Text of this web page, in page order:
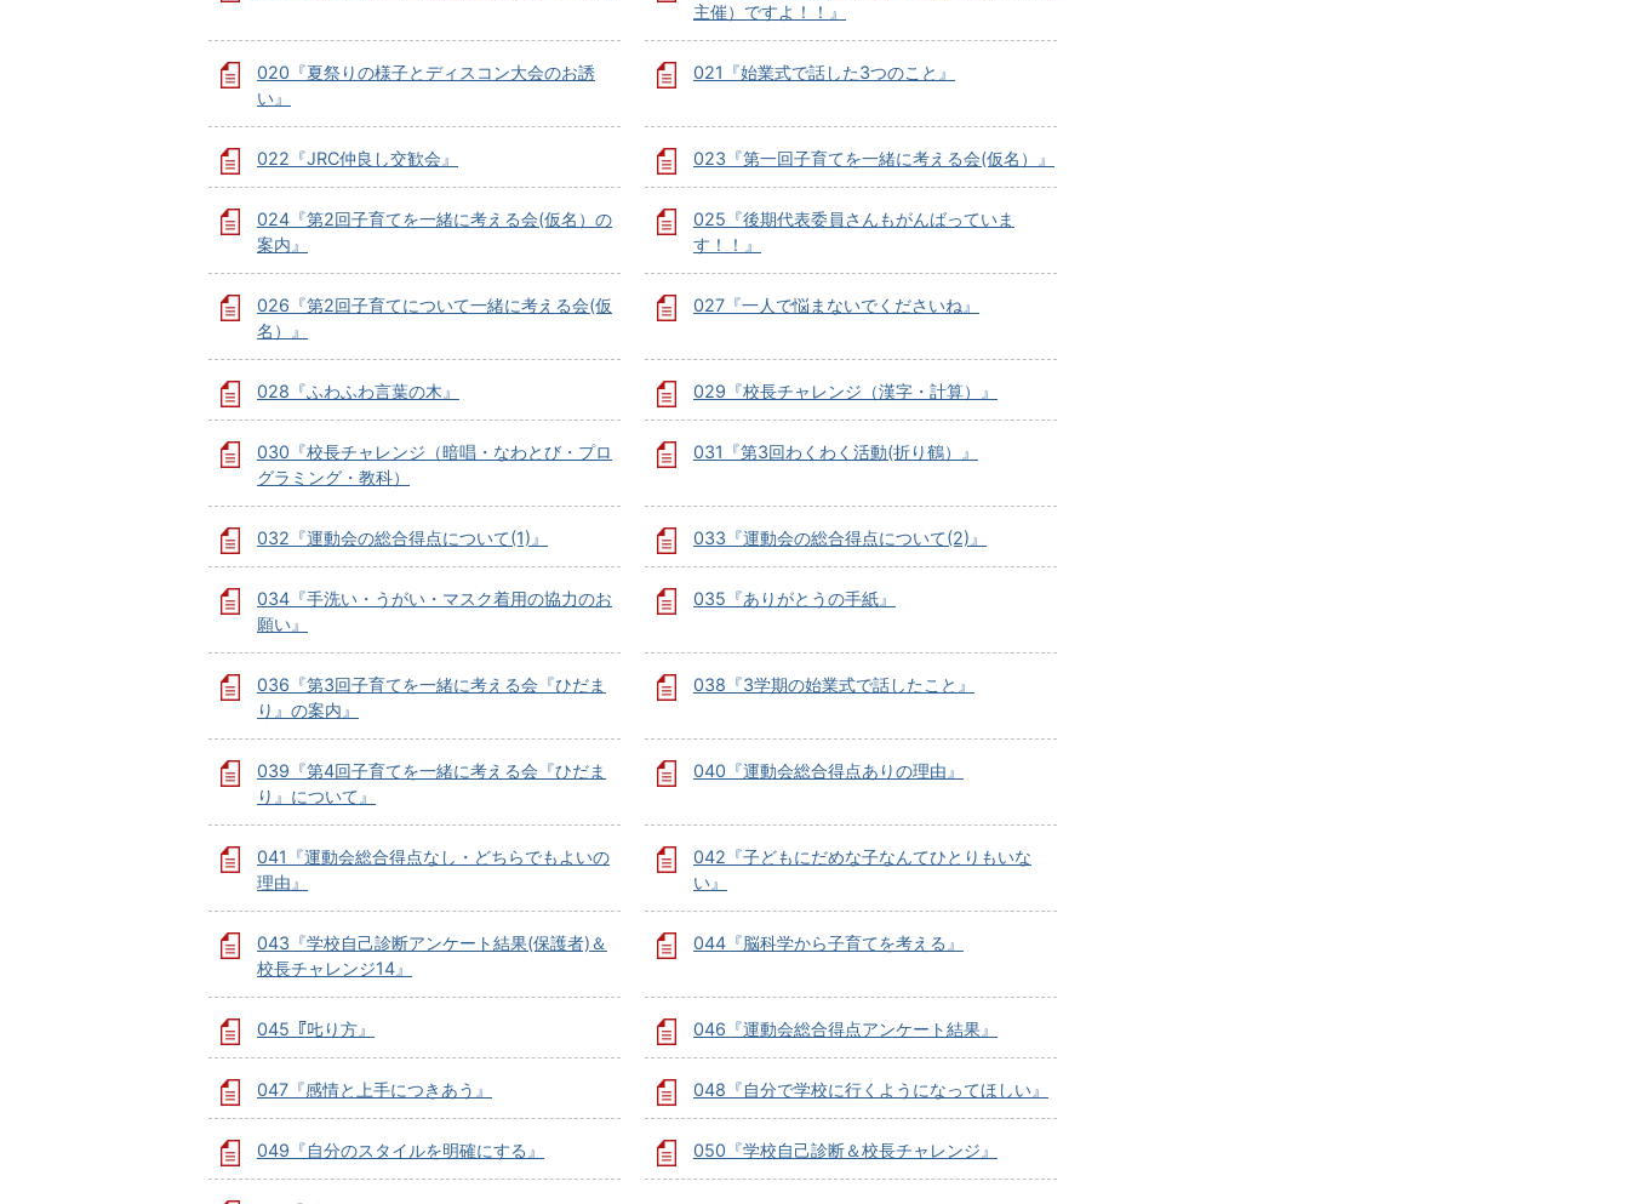
主催）ですよ！！』
020『夏祭りの様子とディスコン大会のお誘
い』
021『始業式で話した3つのこと』
022『JRC仲良し交歓会』 023『第一回子育てを一緒に考える会(仮名）』
024『第2回子育てを一緒に考える会(仮名）の
案内』
025『後期代表委員さんもがんばっていま
す！！』
026『第2回子育てについて一緒に考える会(仮
名）』
027『一人で悩まないでくださいね』
028『ふわふわ言葉の木』 029『校長チャレンジ（漢字・計算）』
030『校長チャレンジ（暗唱・なわとび・プロ
グラミング・教科）
031『第3回わくわく活動(折り鶴）』
032『運動会の総合得点について(1)』 033『運動会の総合得点について(2)』
034『手洗い・うがい・マスク着用の協力のお
願い』
035『ありがとうの手紙』
036『第3回子育てを一緒に考える会『ひだま
り』の案内』
038『3学期の始業式で話したこと』
039『第4回子育てを一緒に考える会『ひだま
り』について』
040『運動会総合得点ありの理由』
041『運動会総合得点なし・どちらでもよいの
理由』
042『子どもにだめな子なんてひとりもいな
い』
043『学校自己診断アンケート結果(保護者)＆
校長チャレンジ14』
044『脳科学から子育てを考える』
045『𠮟り方』 046『運動会総合得点アンケート結果』
047『感情と上手につきあう』 048『自分で学校に行くようになってほしい』
049『自分のスタイルを明確にする』 050『学校自己診断＆校長チャレンジ』